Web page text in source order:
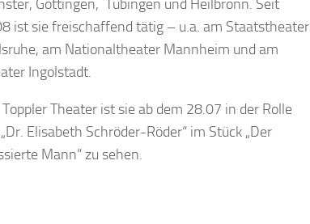
Göttingen, Tübingen und Heilbronn. Seit
ist sie freischaffend tätig – u.a. am Staatstheater
am Nationaltheater Mannheim und am
Ingolstadt.
Theater ist sie ab dem 28.07 in der Rolle
Elisabeth Schröder-Röder“ im Stück „Der
Mann“ zu sehen.